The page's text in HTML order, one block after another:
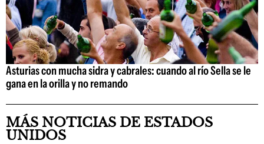
Asturias con mucha sidra y cabrales: cuando al río Sella se le
gana en la orilla y no remando
MÁS NOTICIAS DE ESTADOS
UNIDOS